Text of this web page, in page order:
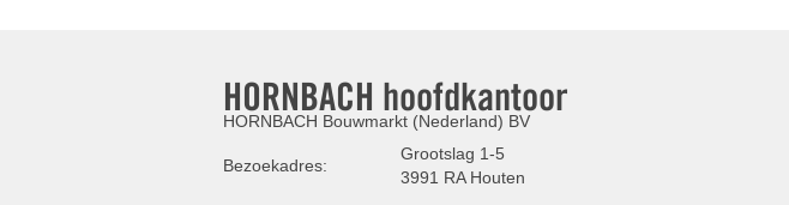
HORNBACH hoofdkantoor
HORNBACH Bouwmarkt (Nederland) BV
Bezoekadres:
Grootslag 1-5
3991 RA Houten